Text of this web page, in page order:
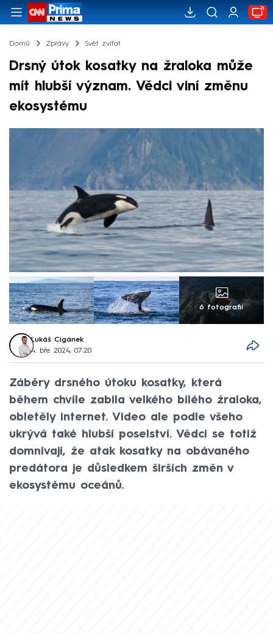
Domů Zprávy Svět zvířat
Drsný útok kosatky na žraloka může
mít hlubší význam. Vědci viní změnu
ekosystému
6 fotografií
Lukáš Cigánek
4. bře 2024, 07:20
Záběry drsného útoku kosatky, která
během chvíle zabila velkého bílého žraloka,
obletěly internet. Video ale podle všeho
ukrývá také hlubší poselství. Vědci se totiž
domnívají, že atak kosatky na obávaného
predátora je důsledkem širších změn v
ekosystému oceánů.